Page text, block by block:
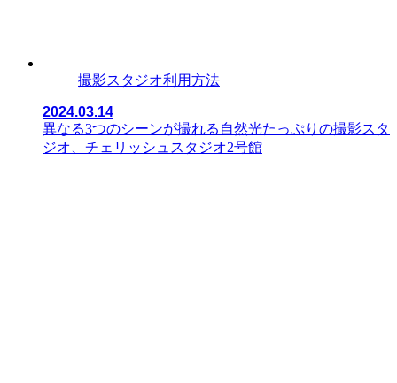
撮影スタジオ利用方法
2024.03.14
異なる3つのシーンが撮れる自然光たっぷりの撮影スタ
ジオ、チェリッシュスタジオ2号館